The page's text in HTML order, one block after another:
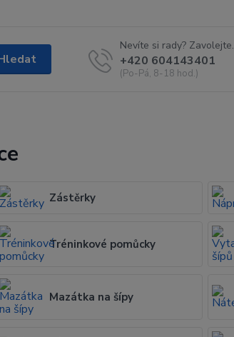
Nevíte si rady? Zavolejte.
+420 604143401
(Po-Pá, 8-18 hod.)
Zástěrky
Tréninkové pomůcky
Mazátka na šípy